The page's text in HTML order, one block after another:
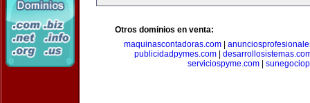
Otros dominios en venta:
maquinascontadoras.com|
publicidadpymes.com
serviciospyme.com|